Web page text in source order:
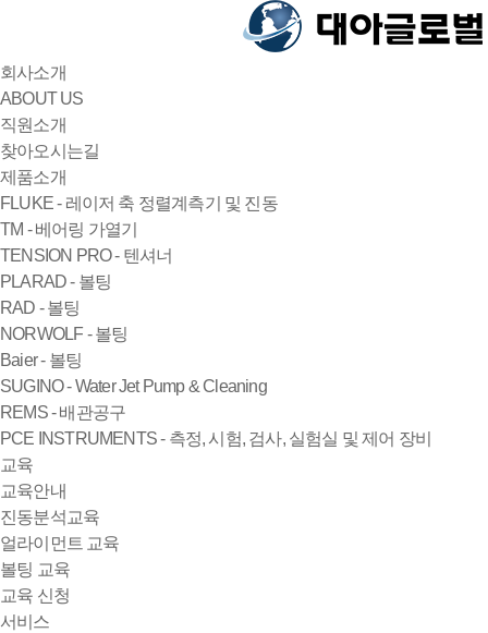
회사소개
ABOUT US
직원소개
찾아오시는길
제품소개
FLUKE - 레이저 축 정렬계측기 및 진동
TM - 베어링 가열기
TENSION PRO - 텐셔너
PLARAD - 볼팅
RAD - 볼팅
NORWOLF - 볼팅
Baier - 볼팅
SUGINO - Water Jet Pump & Cleaning
REMS - 배관공구
PCE INSTRUMENTS - 측정, 시험, 검사, 실험실 및 제어 장비
교육
교육안내
진동분석교육
얼라이먼트 교육
볼팅 교육
교육 신청
서비스